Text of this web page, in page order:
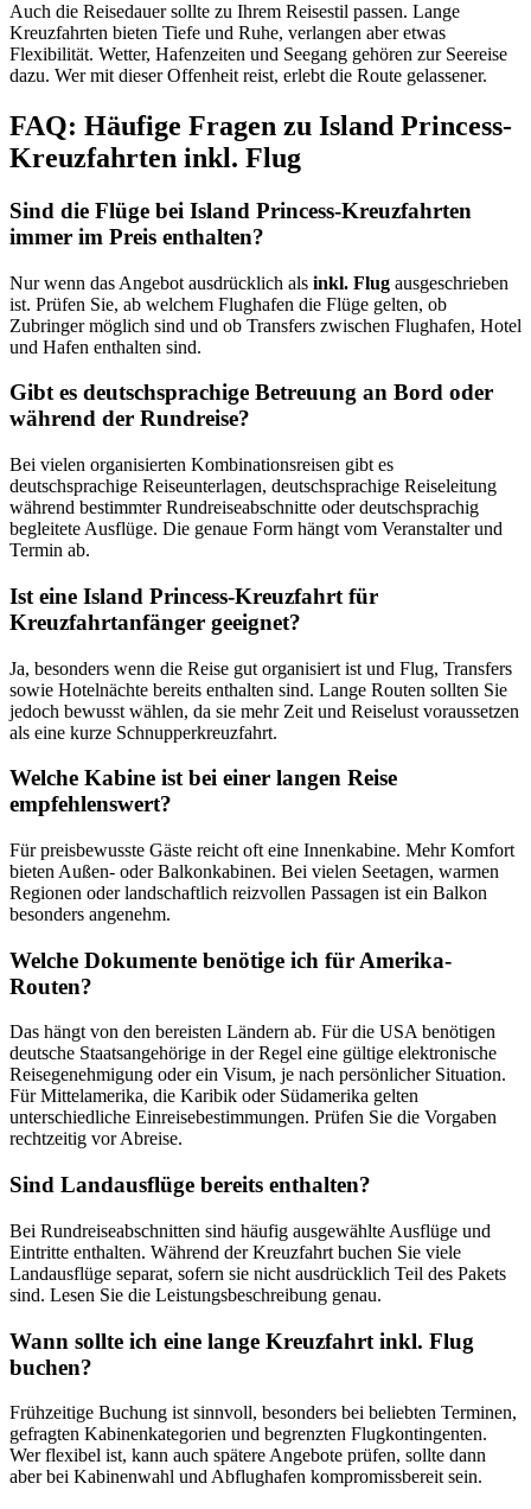
Auch die Reisedauer sollte zu Ihrem Reisestil passen. Lange
Kreuzfahrten bieten Tiefe und Ruhe, verlangen aber etwas
Flexibilität. Wetter, Hafenzeiten und Seegang gehören zur Seereise
dazu. Wer mit dieser Offenheit reist, erlebt die Route gelassener.
FAQ: Häufige Fragen zu Island Princess-
Kreuzfahrten inkl. Flug
Sind die Flüge bei Island Princess-Kreuzfahrten
immer im Preis enthalten?
Nur wenn das Angebot ausdrücklich als inkl. Flug ausgeschrieben
ist. Prüfen Sie, ab welchem Flughafen die Flüge gelten, ob
Zubringer möglich sind und ob Transfers zwischen Flughafen, Hotel
und Hafen enthalten sind.
Gibt es deutschsprachige Betreuung an Bord oder
während der Rundreise?
Bei vielen organisierten Kombinationsreisen gibt es
deutschsprachige Reiseunterlagen, deutschsprachige Reiseleitung
während bestimmter Rundreiseabschnitte oder deutschsprachig
begleitete Ausflüge. Die genaue Form hängt vom Veranstalter und
Termin ab.
Ist eine Island Princess-Kreuzfahrt für
Kreuzfahrtanfänger geeignet?
Ja, besonders wenn die Reise gut organisiert ist und Flug, Transfers
sowie Hotelnächte bereits enthalten sind. Lange Routen sollten Sie
jedoch bewusst wählen, da sie mehr Zeit und Reiselust voraussetzen
als eine kurze Schnupperkreuzfahrt.
Welche Kabine ist bei einer langen Reise
empfehlenswert?
Für preisbewusste Gäste reicht oft eine Innenkabine. Mehr Komfort
bieten Außen- oder Balkonkabinen. Bei vielen Seetagen, warmen
Regionen oder landschaftlich reizvollen Passagen ist ein Balkon
besonders angenehm.
Welche Dokumente benötige ich für Amerika-
Routen?
Das hängt von den bereisten Ländern ab. Für die USA benötigen
deutsche Staatsangehörige in der Regel eine gültige elektronische
Reisegenehmigung oder ein Visum, je nach persönlicher Situation.
Für Mittelamerika, die Karibik oder Südamerika gelten
unterschiedliche Einreisebestimmungen. Prüfen Sie die Vorgaben
rechtzeitig vor Abreise.
Sind Landausflüge bereits enthalten?
Bei Rundreiseabschnitten sind häufig ausgewählte Ausflüge und
Eintritte enthalten. Während der Kreuzfahrt buchen Sie viele
Landausflüge separat, sofern sie nicht ausdrücklich Teil des Pakets
sind. Lesen Sie die Leistungsbeschreibung genau.
Wann sollte ich eine lange Kreuzfahrt inkl. Flug
buchen?
Frühzeitige Buchung ist sinnvoll, besonders bei beliebten Terminen,
gefragten Kabinenkategorien und begrenzten Flugkontingenten.
Wer flexibel ist, kann auch spätere Angebote prüfen, sollte dann
aber bei Kabinenwahl und Abflughafen kompromissbereit sein.